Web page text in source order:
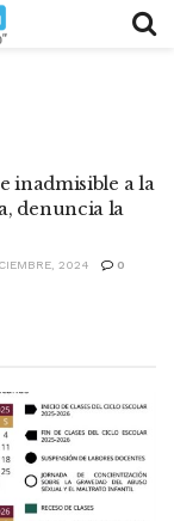
inadmisible a la
denuncia la
2024 0